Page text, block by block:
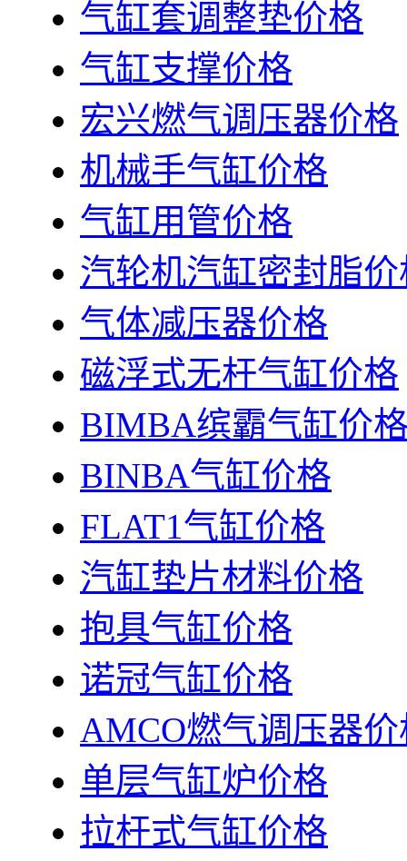
气缸套调整垫价格
气缸支撑价格
宏兴燃气调压器价格
机械手气缸价格
气缸用管价格
汽轮机汽缸密封脂价
气体减压器价格
磁浮式无杆气缸价格
BIMBA缤霸气缸价
BINBA气缸价格
FLAT1气缸价格
汽缸垫片材料价格
抱具气缸价格
诺冠气缸价格
AMCO燃气调压器价
单层气缸炉价格
拉杆式气缸价格